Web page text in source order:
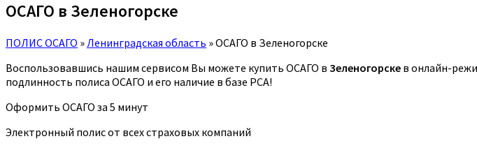
ОСАГО в Зеленогорске
ПОЛИС ОСАГО » Ленинградская область »ОСАГО в Зеленогорске
Воспользовавшись нашим сервисом Вы можете купить ОСАГО в Зеленогорске в онлайн-
подлинность полиса ОСАГО и его наличие в базе РСА!
Оформить ОСАГО за 5 минут
Электронный полис от всех страховых компаний